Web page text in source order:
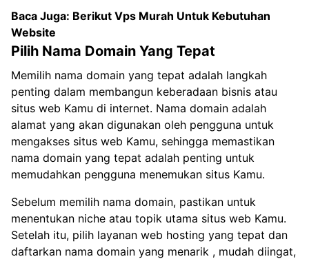
Baca Juga: Berikut Vps Murah Untuk Kebutuhan
Website
Pilih Nama Domain Yang Tepat
Memilih nama domain yang tepat adalah langkah
penting dalam membangun keberadaan bisnis atau
situs web Kamu di internet. Nama domain adalah
alamat yang akan digunakan oleh pengguna untuk
mengakses situs web Kamu, sehingga memastikan
nama domain yang tepat adalah penting untuk
memudahkan pengguna menemukan situs Kamu.
Sebelum memilih nama domain, pastikan untuk
menentukan niche atau topik utama situs web Kamu.
Setelah itu, pilih layanan web hosting yang tepat dan
daftarkan nama domain yang menarik , mudah diingat,